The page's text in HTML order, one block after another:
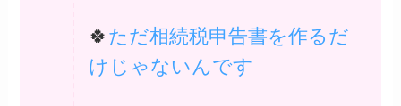
🍀 ただ相続税申告書を作るだ
けじゃないんです